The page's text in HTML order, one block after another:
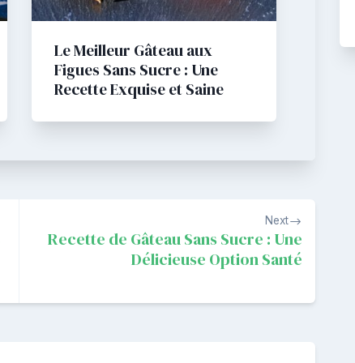
Le Meilleur Gâteau aux
Figues Sans Sucre : Une
Recette Exquise et Saine
Next
Recette de Gâteau Sans Sucre : Une
Délicieuse Option Santé